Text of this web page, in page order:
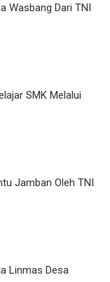
Wasbang Dari TNI
SMK Melalui
Jamban Oleh TNI
Linmas Desa